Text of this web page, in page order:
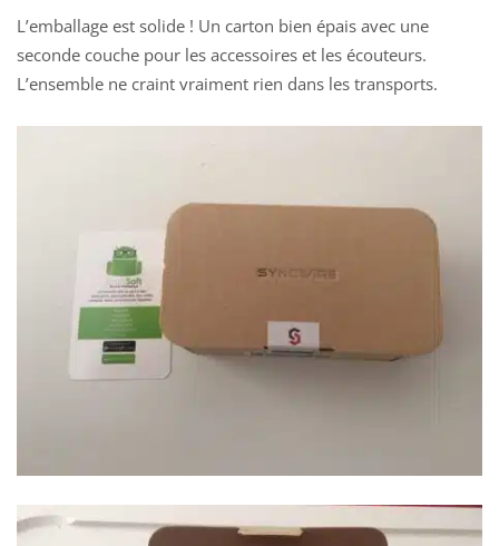
L’emballage est solide ! Un carton bien épais avec une
seconde couche pour les accessoires et les écouteurs.
L’ensemble ne craint vraiment rien dans les transports.